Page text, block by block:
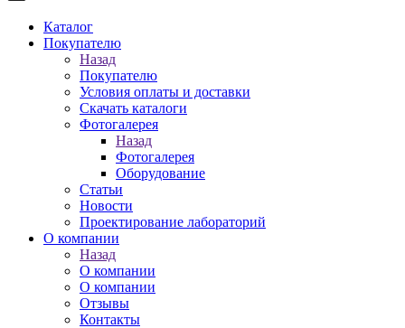
Каталог
Покупателю
Назад
Покупателю
Условия оплаты и доставки
Скачать каталоги
Фотогалерея
Назад
Фотогалерея
Оборудование
Статьи
Новости
Проектирование лабораторий
О компании
Назад
О компании
О компании
Отзывы
Контакты